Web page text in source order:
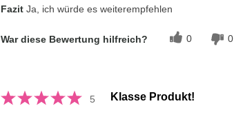
FazitJa, ich würde es weiterempfehlen
War diese Bewertung hilfreich? 0 0
5 Klasse Produkt!